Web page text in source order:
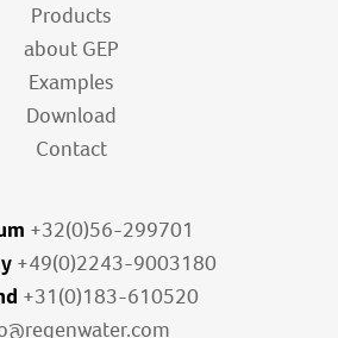
Products
about GEP
Examples
Download
Contact
+32(0)56-299701
+49(0)2243-9003180
+31(0)183-610520